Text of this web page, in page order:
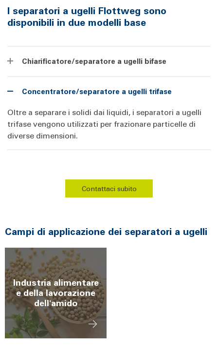
I separatori a ugelli Flottweg sono
disponibili in due modelli base
Chiarificatore/separatore a ugelli bifase
Concentratore/separatore a ugelli trifase
Oltre a separare i solidi dai liquidi, i separatori a ugelli
trifase vengono utilizzati per frazionare particelle di
diverse dimensioni.
Contattaci subito
Campi di applicazione dei separatori a ugelli
Industria alimentare
e della lavorazione
dell'amido